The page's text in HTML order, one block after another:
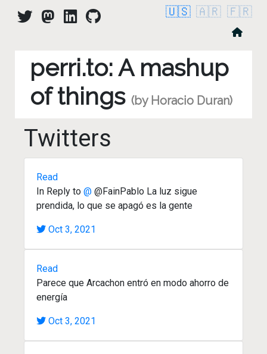
🇺🇸 🇦🇷 🇫🇷
perri.to: A mashup
of things (by Horacio Duran)
Twitters
Read
In Reply to @ @FainPablo La luz sigue
prendida, lo que se apagó es la gente
Oct 3, 2021
Read
Parece que Arcachon entró en modo ahorro de
energía
Oct 3, 2021